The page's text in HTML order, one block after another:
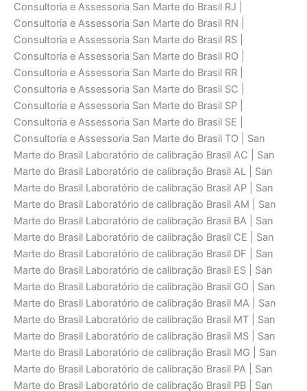
Consultoria e Assessoria San Marte do Brasil RJ |
Consultoria e Assessoria San Marte do Brasil RN |
Consultoria e Assessoria San Marte do Brasil RS |
Consultoria e Assessoria San Marte do Brasil RO |
Consultoria e Assessoria San Marte do Brasil RR |
Consultoria e Assessoria San Marte do Brasil SC |
Consultoria e Assessoria San Marte do Brasil SP |
Consultoria e Assessoria San Marte do Brasil SE |
Consultoria e Assessoria San Marte do Brasil TO | San
Marte do Brasil Laboratório de calibraçāo Brasil AC | San
Marte do Brasil Laboratório de calibraçāo Brasil AL | San
Marte do Brasil Laboratório de calibraçāo Brasil AP | San
Marte do Brasil Laboratório de calibraçāo Brasil AM | San
Marte do Brasil Laboratório de calibraçāo Brasil BA | San
Marte do Brasil Laboratório de calibraçāo Brasil CE | San
Marte do Brasil Laboratório de calibraçāo Brasil DF | San
Marte do Brasil Laboratório de calibraçāo Brasil ES | San
Marte do Brasil Laboratório de calibraçāo Brasil GO | San
Marte do Brasil Laboratório de calibraçāo Brasil MA | San
Marte do Brasil Laboratório de calibraçāo Brasil MT | San
Marte do Brasil Laboratório de calibraçāo Brasil MS | San
Marte do Brasil Laboratório de calibraçāo Brasil MG | San
Marte do Brasil Laboratório de calibraçāo Brasil PA | San
Marte do Brasil Laboratório de calibraçāo Brasil PB | San